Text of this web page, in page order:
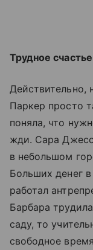
Трудное счастье
Действительно,
Паркер просто
поняла, что
жди. Сара
в небольшом
Больших денег
работал
Барбара
саду, то
свободное